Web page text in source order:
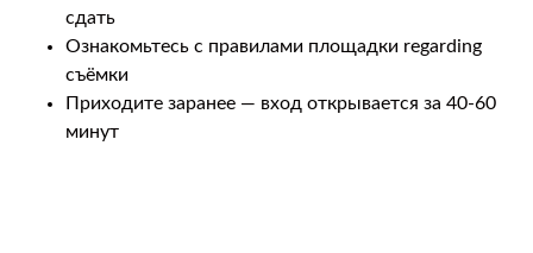
сдать
Ознакомьтесь с правилами площадки regarding
съёмки
Приходите заранее — вход открывается за 40-60
минут